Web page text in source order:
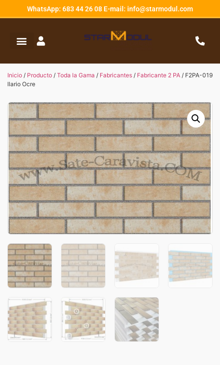
WhatsApp: 683 44 26 08 E-mail: info@starmodul.com
Inicio / Producto / Toda la Gama / Fabricantes / Fabricante 2 PA / F2PA-019
llario Ocre